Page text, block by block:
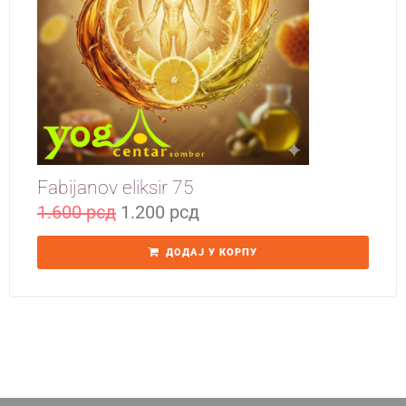
Yoga Travel
Blog
Joga
Kontakt
Fabijanov eliksir 75
1.600рсд 1.200 рсд
ДОДАЈ У КОРПУ